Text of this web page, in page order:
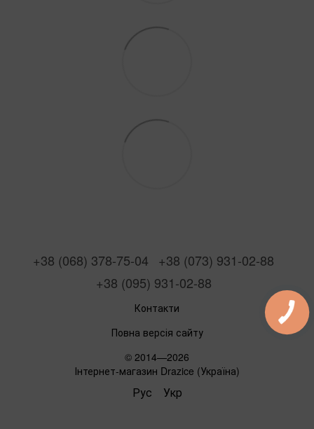
+38 (068) 378-75-04
+38 (073) 931-02-88
+38 (095) 931-02-88
Контакти
Повна версія сайту
© 2014—2026
Інтернет-магазин Drazice (Україна)
Рус Укр